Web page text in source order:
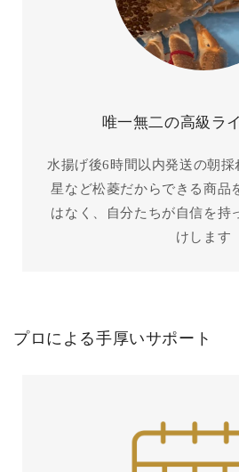
唯一無二の高級ラ
水揚げ後6時間以内発送の朝
星など松菱だからできる商品
はなく、自分たちが自信を持
けします
プロによる手厚いサポート